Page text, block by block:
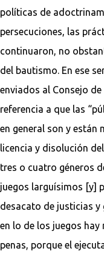
políticas de
persecuciones, las
continuaron, no
del bautismo. En ese
enviados al Consejo
referencia a que las
en general son y están
licencia y disolución
tres o cuatro géneros
juegos larguísimos [y]
desacato de justicias
en lo de los juegos
penas, porque el